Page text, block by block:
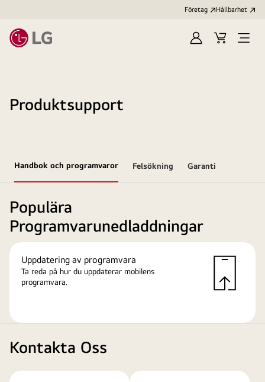
Företag Hållbarhet
LoggaKundvagn
Produktsupport
Handbok och programvaror Felsökning Garanti
Populära
Programvarunedladdningar
Uppdatering av programvara
Ta reda på hur du uppdaterar mobilens
programvara.
Kontakta Oss